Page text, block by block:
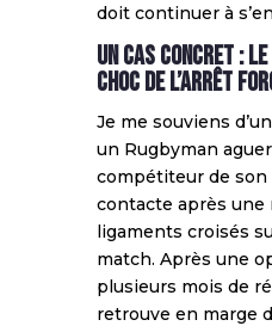
doit continuer à
Un cas concret :
choc de l’arrêt
Je me souviens
un Rugbyman
compétiteur de son
contacte après une
ligaments croisés
match. Après une
plusieurs mois de
retrouve en marge